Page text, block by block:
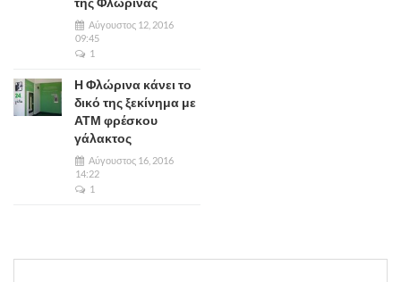
Αύγουστος 12, 2016
09:45
1
Η Φλώρινα κάνει το
δικό της ξεκίνημα με
ΑΤΜ φρέσκου
γάλακτος
Αύγουστος 16, 2016
14:22
1